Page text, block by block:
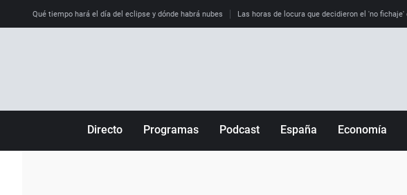
Qué tiempo hará el día del eclipse y dónde habrá nubes Las horas de locura que decidieron el 'no
Directo Programas Podcast España Economía